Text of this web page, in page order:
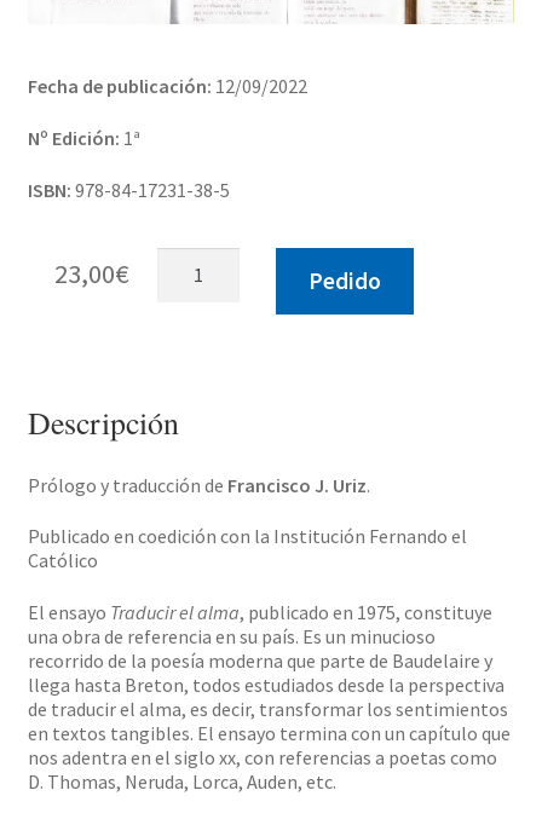
Fecha de publicación: 12/09/2022
Nº Edición: 1ª
ISBN: 978-84-17231-38-5
23,00€ Pedido
Descripción
Prólogo y traducción de Francisco J. Uriz.
Publicado en coedición con la Institución Fernando el
Católico
El ensayo Traducir el alma, publicado en 1975, constituye
una obra de referencia en su país. Es un minucioso
recorrido de la poesía moderna que parte de Baudelaire y
llega hasta Breton, todos estudiados desde la perspectiva
de traducir el alma, es decir, transformar los sentimientos
en textos tangibles. El ensayo termina con un capítulo que
nos adentra en el siglo xx, con referencias a poetas como
D. Thomas, Neruda, Lorca, Auden, etc.